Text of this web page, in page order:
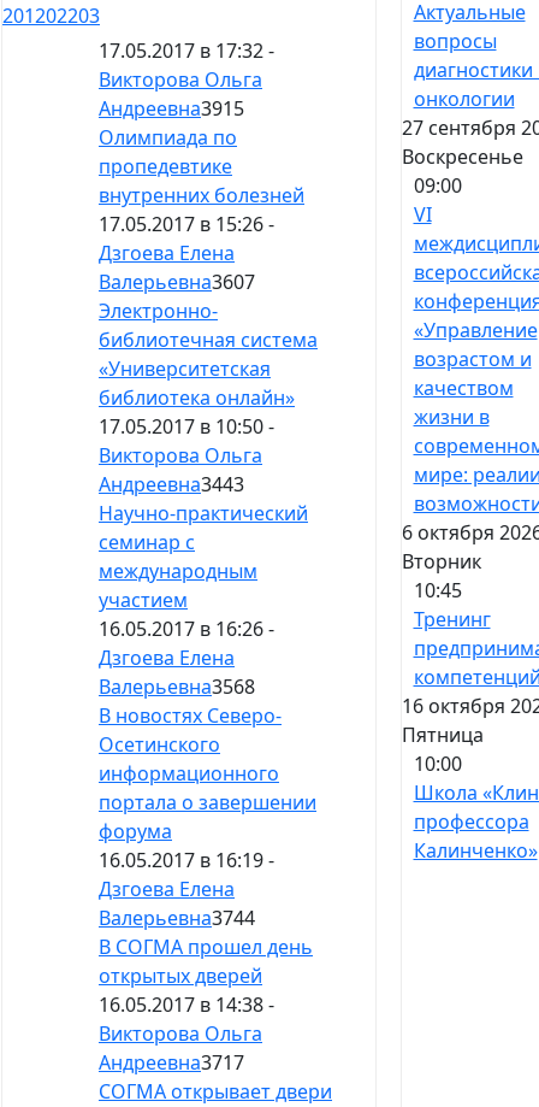
201202203
17.05.2017 в 17:32 -
Викторова Ольга
Андреевна3915
Олимпиада по
пропедевтике
внутренних болезней
17.05.2017 в 15:26 -
Дзгоева Елена
Валерьевна3607
Электронно-
библиотечная система
«Университетская
библиотека онлайн»
17.05.2017 в 10:50 -
Викторова Ольга
Андреевна3443
Научно-практический
семинар с
международным
участием
16.05.2017 в 16:26 -
Дзгоева Елена
Валерьевна3568
В новостях Северо-
Осетинского
информационного
портала о завершении
форума
16.05.2017 в 16:19 -
Дзгоева Елена
Валерьевна3744
В СОГМА прошел день
открытых дверей
16.05.2017 в 14:38 -
Викторова Ольга
Андреевна3717
СОГМА открывает двери
Актуальные
вопросы
диагностики
онкологии
27 сентября
Воскресенье
09:00
VI
«Управление
возрастом и
качеством
жизни в
мире:
6 октября
Вторник
10:45
Тренинг
16 октября
Пятница
10:00
Школа
профессора
Калинченко»